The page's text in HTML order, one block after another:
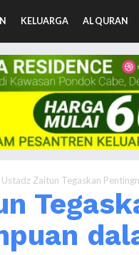
KELUARGA AL QURAN
Ustadz Zaitun Tegaskan